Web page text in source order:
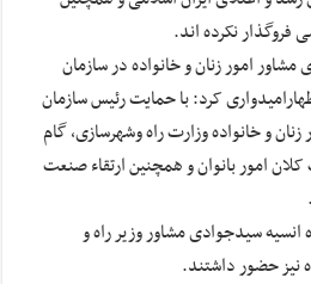
نکرده اند.
مشاور امور زنان و خانواده در سازمان
کرد: با حمایت رئیس سازمان
و خانواده وزارت راه وشهرسازی، گام
امور بانوان و همچنین ارتقاء صنعت
سیدجوادی مشاور وزیر راه و
نیز حضور داشتند.